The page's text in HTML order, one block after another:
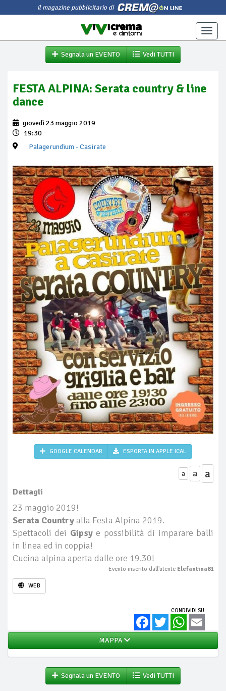
il magazine pubblicitario di
Toggle
Segnala un EVENTO
Vedi TUTTI
FESTA ALPINA: Serata country & line
dance
giovedì 23 maggio 2019
19:30
Palagerundium- Casirate
GOOGLE CALENDAR ESPORTA IN APPLE ICAL
a a a
Dettagli
23 maggio 2019!
Serata Countryalla Festa Alpina 2019.
Spettacoli dei Gipsye possibilità di imparare balli
in linea ed in coppia!
Cucina alpina aperta dalle ore 19.30!
Evento inserito dall'utente Elefantina81
WEB
CONDIVIDI SU:
FacebookTwitter WhatsApp
MAPPA
Segnala un EVENTO Vedi TUTTI